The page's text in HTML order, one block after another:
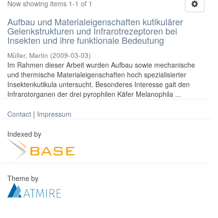
Now showing items 1-1 of 1
Aufbau und Materialeigenschaften kutikulärer
Gelenkstrukturen und Infrarotrezeptoren bei
Insekten und ihre funktionale Bedeutung
Müller, Martin (2009-03-03)
Im Rahmen dieser Arbeit wurden Aufbau sowie mechanische
und thermische Materialeigenschaften hoch spezialisierter
Insektenkutikula untersucht. Besonderes Interesse galt den
Infrarotorganen der drei pyrophilen Käfer Melanophila ...
Contact | Impressum
Indexed by
Theme by